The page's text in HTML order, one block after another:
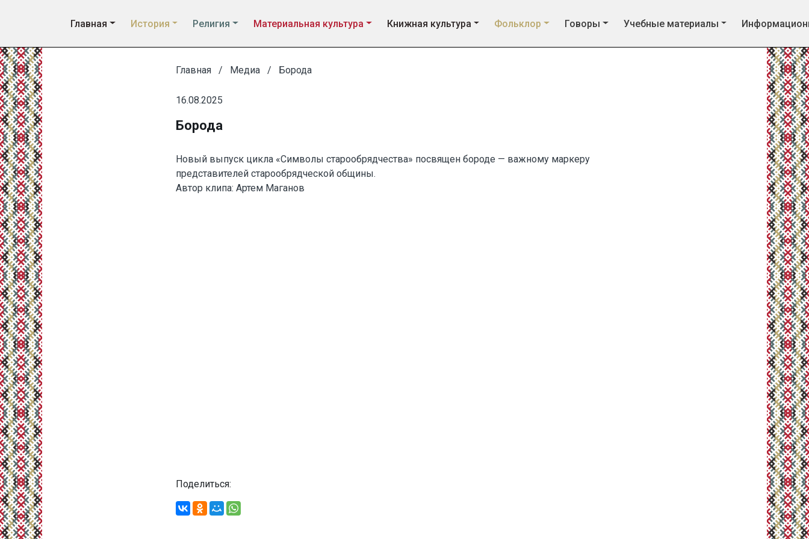
Главная История Религия Материальная культура Книжная культура Фольклор Говоры Учебные материалы
Главная Медиа Борода
16.08.2025
Борода
Новый выпуск цикла «Символы старообрядчества» посвящен бороде — важному маркеру
представителей старообрядческой общины.
Автор клипа: Артем Маганов
Поделиться: